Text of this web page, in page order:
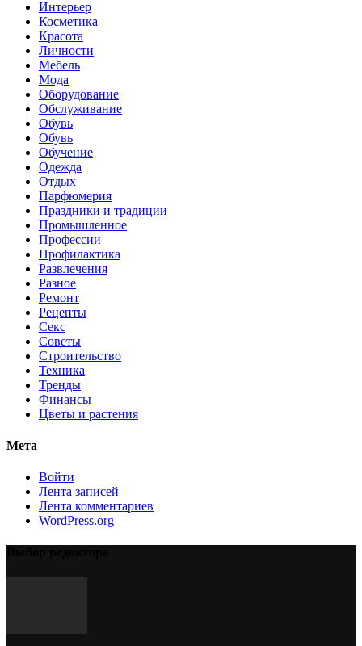
Интерьер
Косметика
Красота
Личности
Мебель
Мода
Оборудование
Обслуживание
Обувь
Обувь
Обучение
Одежда
Отдых
Парфюмерия
Праздники и традиции
Промышленное
Профессии
Профилактика
Развлечения
Разное
Ремонт
Рецепты
Секс
Советы
Строительство
Техника
Тренды
Финансы
Цветы и растения
Мета
Войти
Лента записей
Лента комментариев
WordPress.org